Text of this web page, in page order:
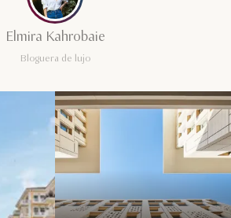
Elmira Kahrobaie
Bloguera de lujo